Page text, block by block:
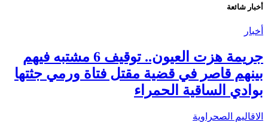
أخبار شائعة
أخبار
جريمة هزت العيون.. توقيف 6 مشتبه فيهم
بينهم قاصر في قضية مقتل فتاة ورمي جثتها
بوادي الساقية الحمراء
الاقاليم الصحراوية